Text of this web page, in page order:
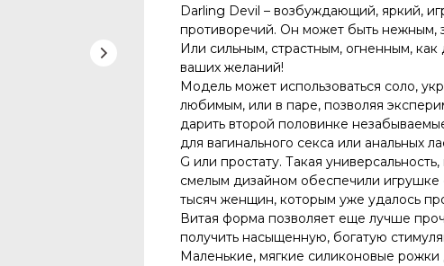
Darling Devil – возбуждающий, яркий,
противоречий. Он может быть нежным,
Или сильным, страстным, огненным, как
ваших желаний!
Модель может использоваться соло,
любимым, или в паре, позволяя
дарить второй половинке
для вагинального секса или анальных
G или простату. Такая
смелым дизайном обеспечили
тысяч женщин, которым уже удалось
Витая форма позволяет еще лучше
получить насыщенную, богатую
Маленькие, мягкие силиконовые рожки